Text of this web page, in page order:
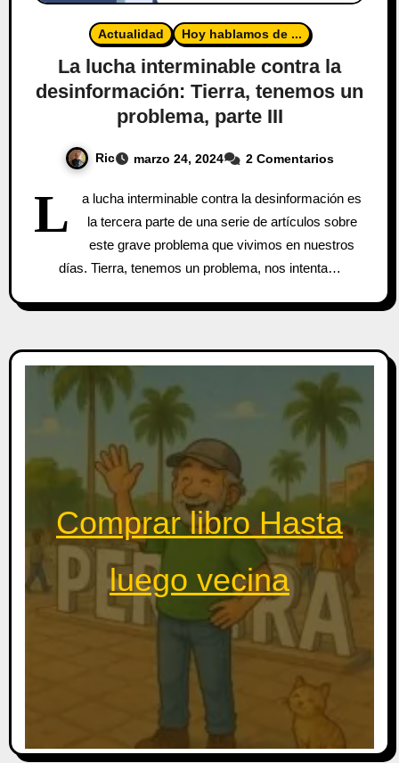
Actualidad Hoy hablamos de ...
La lucha interminable contra la
desinformación: Tierra, tenemos un
problema, parte III
Ric marzo 24, 2024 2 Comentarios
L
a lucha interminable contra la desinformación es
la tercera parte de una serie de artículos sobre
este grave problema que vivimos en nuestros
días. Tierra, tenemos un problema, nos intenta…
Comprar libro Hasta
luego vecina